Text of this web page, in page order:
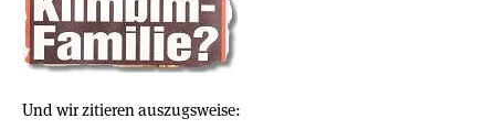
Und wir zitieren auszugsweise: